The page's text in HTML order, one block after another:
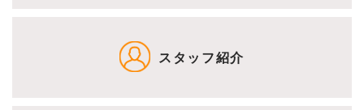
スタッフ紹介